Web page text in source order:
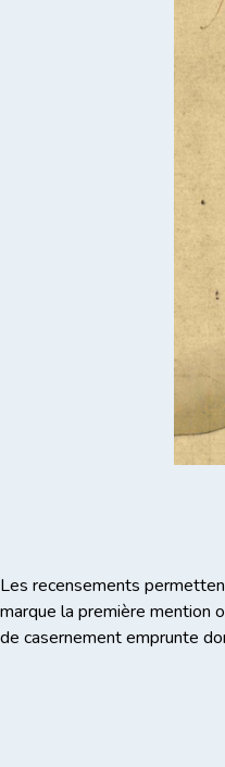
Les recensements
marque la première mention
de casernement emprunte